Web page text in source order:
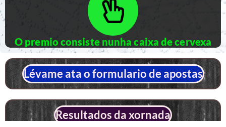
O premio consiste nunha caixa de cervexa
Lévame ata o formulario de apostas
Resultados da xornada